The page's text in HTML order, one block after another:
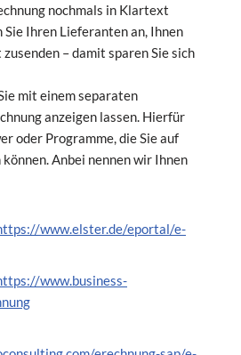
nochmals in Klartext
Sie Ihren Lieferanten an, Ihnen
– damit sparen Sie sich
mit einem separaten
anzeigen lassen. Hierfür
oder Programme, die Sie auf
Anbei nennen wir Ihnen
www.elster.de/eportal/e-
www.business-